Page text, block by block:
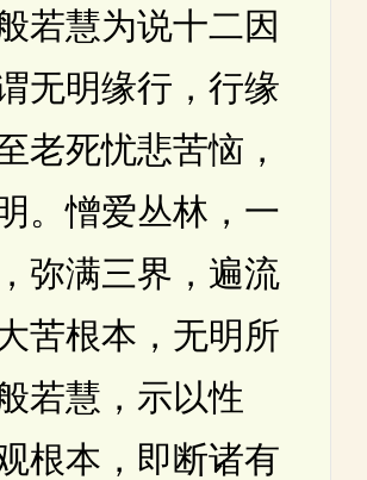
若慧为说十二因
无明缘行，行缘
老死忧悲苦恼，
。憎爱丛林，一
弥满三界，遍流
苦根本，无明所
若慧，示以性
根本，即断诸有